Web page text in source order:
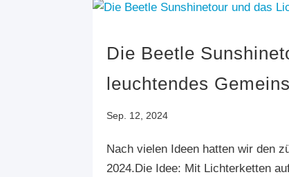
Die Beetle
leuchtendes
Sep. 12, 2024
Nach vielen Ideen hatten wir den
2024.Die Idee: Mit Lichterketten